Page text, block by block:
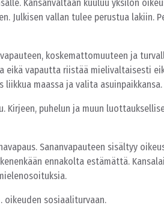
Kansanvaltaan kuuluu yksilön
Julkisen vallan tulee perustua lakiin.
koskemattomuuteen ja
eikä vapautta riistää mielivaltaisesti
maassa ja valita asuinpaikkansa.
Kirjeen, puhelun ja muun
Sananvapauteen sisältyy
ennakolta estämättä.
oikeuden sosiaaliturvaan.